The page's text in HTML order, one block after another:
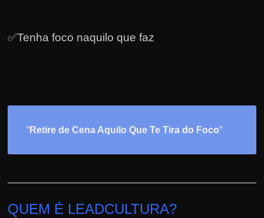
✅Tenha foco naquilo que faz
“Retire de Cena Aquilo Que Te Tira do Foco“
QUEM É LEADCULTURA?